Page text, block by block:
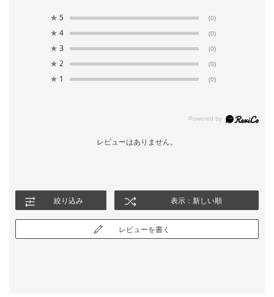
★ 5 (0)
★ 4 (0)
★ 3 (0)
★ 2 (0)
★ 1 (0)
レビューはありません。
絞り込み 表示：新しい順
レビューを書く